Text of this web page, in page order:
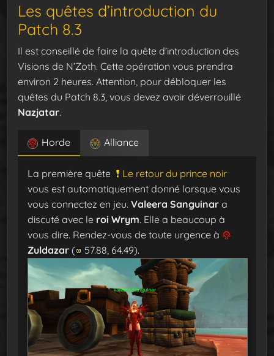
Les quêtes d’introduction du
Patch 8.3
Il est conseillé de faire la quête d’introduction des
Visions de N’Zoth. Cette opération vous prendra
environ 2 heures. Attention, pour débloquer les
quêtes du Patch 8.3, vous devez avoir déverrouillé
Nazjatar.
Horde Alliance
La première quête
Le retour du prince noir
vous est automatiquement donné lorsque vous
vous connectez en jeu. Valeera Sanguinar a
discuté avec le roi Wrym. Elle a beaucoup à
vous dire. Rendez-vous de toute urgence à
Zuldazar ( 57.88, 64.49).